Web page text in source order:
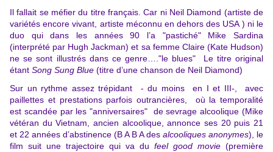
Il fallait se méfier du titre français. Car ni Neil Diamond (artiste de
variétés encore vivant, artiste méconnu en dehors des USA ) ni le
duo qui dans les années 90 l’a "pastiché" Mike Sardina
(interprété par Hugh Jackman) et sa femme Claire (Kate Hudson)
ne se sont illustrés dans ce genre…."le blues" Le titre original
étant Song Sung Blue (titre d’une chanson de Neil Diamond)
Sur un rythme assez trépidant - du moins en I et III-, avec
paillettes et prestations parfois outrancières, où la temporalité
est scandée par les "anniversaires" de sevrage alcoolique (Mike
vétéran du Vietnam, ancien alcoolique, annonce ses 20 puis 21
et 22 années d’abstinence (B A B A des alcooliques anonymes), le
film suit une trajectoire qui va du feel good movie (première